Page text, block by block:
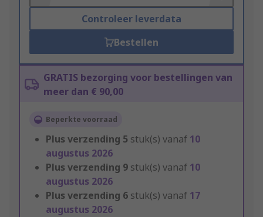
Controleer leverdata
Bestellen
GRATIS bezorging voor bestellingen van
meer dan € 90,00
Beperkte voorraad
Plus verzending 5 stuk(s) vanaf 10
augustus 2026
Plus verzending 9 stuk(s) vanaf 10
augustus 2026
Plus verzending 6 stuk(s) vanaf 17
augustus 2026